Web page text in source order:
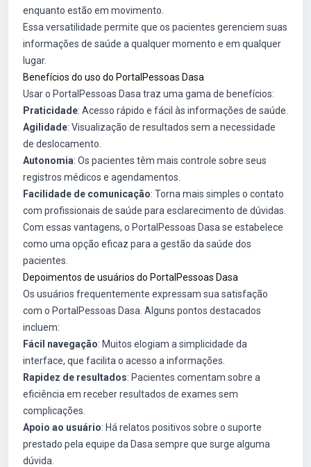
enquanto estão em movimento.
Essa versatilidade permite que os pacientes gerenciem suas
informações de saúde a qualquer momento e em qualquer
lugar.
Benefícios do uso do PortalPessoas Dasa
Usar o PortalPessoas Dasa traz uma gama de benefícios:
Praticidade: Acesso rápido e fácil às informações de saúde.
Agilidade: Visualização de resultados sem a necessidade
de deslocamento.
Autonomia: Os pacientes têm mais controle sobre seus
registros médicos e agendamentos.
Facilidade de comunicação: Torna mais simples o contato
com profissionais de saúde para esclarecimento de dúvidas.
Com essas vantagens, o PortalPessoas Dasa se estabelece
como uma opção eficaz para a gestão da saúde dos
pacientes.
Depoimentos de usuários do PortalPessoas Dasa
Os usuários frequentemente expressam sua satisfação
com o PortalPessoas Dasa. Alguns pontos destacados
incluem:
Fácil navegação: Muitos elogiam a simplicidade da
interface, que facilita o acesso a informações.
Rapidez de resultados: Pacientes comentam sobre a
eficiência em receber resultados de exames sem
complicações.
Apoio ao usuário: Há relatos positivos sobre o suporte
prestado pela equipe da Dasa sempre que surge alguma
dúvida.